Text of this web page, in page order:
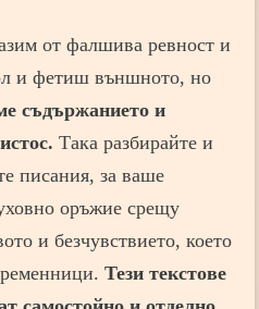
от фалшива ревност и
и фетиш външното, но
съдържанието и
Така разбирайте и
писания, за ваше
оръжие срещу
и безчувствието, което
Тези текстове